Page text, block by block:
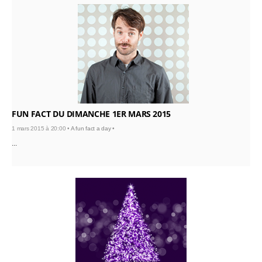
FUN FACT DU DIMANCHE 1ER MARS 2015
1 mars 2015 à 20:00 • A fun fact a day•